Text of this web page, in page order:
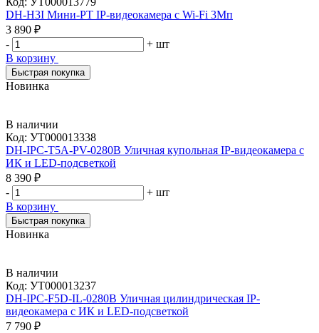
DH-H3I Мини-PT IP-видеокамера с Wi-Fi 3Мп
3 890 ₽
-
+ шт
В корзину
Быстрая покупка
Новинка
В наличии
Код: УТ000013338
DH-IPC-T5A-PV-0280B Уличная купольная IP-видеокамера с
ИК и LED-подсветкой
8 390 ₽
-
+ шт
В корзину
Быстрая покупка
Новинка
В наличии
Код: УТ000013237
DH-IPC-F5D-IL-0280B Уличная цилиндрическая IP-
видеокамера с ИК и LED-подсветкой
7 790 ₽